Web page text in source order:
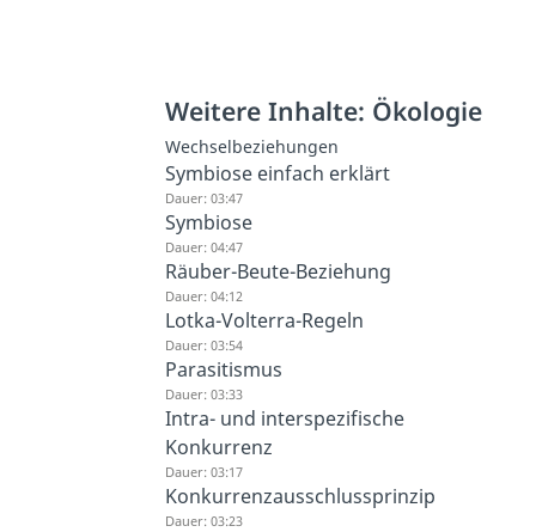
Weitere Inhalte: Ökologie
Wechselbeziehungen
Symbiose einfach erklärt
Dauer: 03:47
Symbiose
Dauer: 04:47
Räuber-Beute-Beziehung
Dauer: 04:12
Lotka-Volterra-Regeln
Dauer: 03:54
Parasitismus
Dauer: 03:33
Intra- und interspezifische
Konkurrenz
Dauer: 03:17
Konkurrenzausschlussprinzip
Dauer: 03:23